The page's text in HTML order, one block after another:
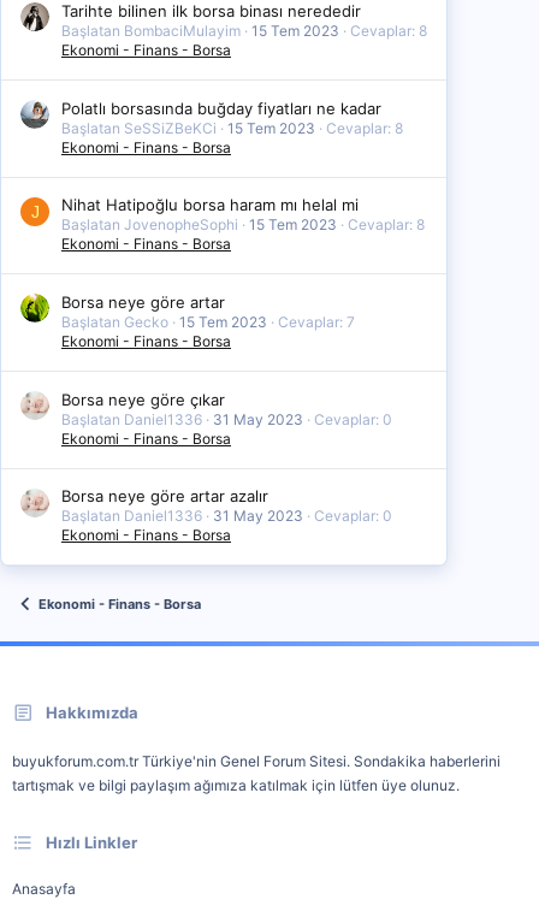
Tarihte bilinen ilk borsa binası nerededir
Başlatan BombaciMulayim 15 Tem 2023
Cevaplar: 8
Ekonomi - Finans - Borsa
Polatlı borsasında buğday fiyatları ne kadar
Başlatan SeSSiZBeKCi 15 Tem 2023
Cevaplar: 8
Ekonomi - Finans - Borsa
J Nihat Hatipoğlu borsa haram mı helal mi
Başlatan JovenopheSophi 15 Tem 2023
Cevaplar: 8
Ekonomi - Finans - Borsa
Borsa neye göre artar
Başlatan Gecko 15 Tem 2023
Cevaplar: 7
Ekonomi - Finans - Borsa
Borsa neye göre çıkar
Başlatan Daniel1336 31 May 2023
Cevaplar: 0
Ekonomi - Finans - Borsa
Borsa neye göre artar azalır
Başlatan Daniel1336 31 May 2023
Cevaplar: 0
Ekonomi - Finans - Borsa
Ekonomi - Finans - Borsa
Hakkımızda
buyukforum.com.tr Türkiye'nin Genel Forum Sitesi. Sondakika haberlerini
tartışmak ve bilgi paylaşım ağımıza katılmak için lütfen üye olunuz.
Hızlı Linkler
Anasayfa